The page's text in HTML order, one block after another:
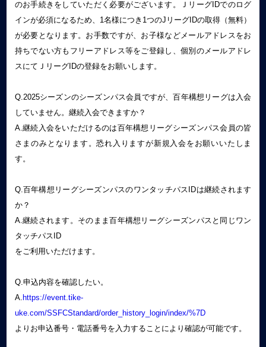
のお手続きをしていただく必要がございます。ＪリーグIDでのログ
インが必須になるため、1名様につき1つのJリーグIDの取得（無料）
が必要となります。お手数ですが、お子様などメールアドレスをお
持ちでない方もフリーアドレス等をご登録し、個別のメールアドレ
スにてＪリーグIDの登録をお願いします。
Q.2025シーズンのシーズンパス会員ですが、百年構想リーグは入会
していません。継続入会できますか？
A.継続入会をいただけるのは百年構想リーグシーズンパス会員の皆
さまのみとなります。恐れ入りますが新規入会をお願いいたしま
す。
Q.百年構想リーグシーズンパスのワンタッチパスIDは継続されます
か？
A.継続されます。そのまま百年構想リーグシーズンパスと同じワン
タッチパスID
をご利用いただけます。
Q.申込内容を確認したい。
A. https://event.tike-
uke.com/SSFCStandard/order_history_login/index/%7D
よりお申込番号・電話番号を入力することにより確認が可能です。